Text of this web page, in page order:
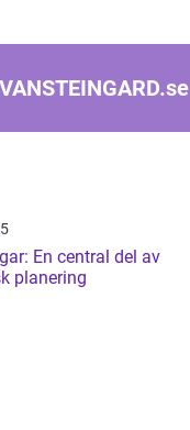
se
En central del av
planering